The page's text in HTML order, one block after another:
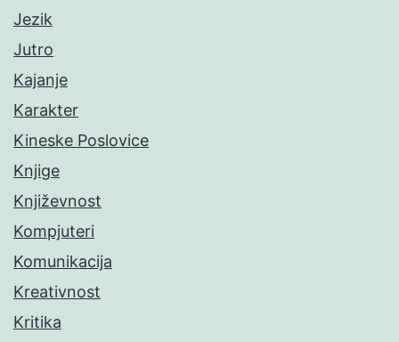
Jezik
Jutro
Kajanje
Karakter
Kineske Poslovice
Knjige
Književnost
Kompjuteri
Komunikacija
Kreativnost
Kritika